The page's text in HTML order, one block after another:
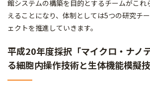
館システムの構築を目的とするチームがこれ
えることになり、体制としては5つの研究チ
ェクトを推進していきます。
平成20年度採択「マイクロ・ナノ
る細胞内操作技術と生体機能模擬技